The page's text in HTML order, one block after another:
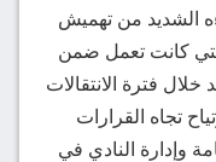
الشديد من تهميش
التي كانت تعمل ضمن
فترة الانتقالات
تجاه القرارات
وإدارة النادي في